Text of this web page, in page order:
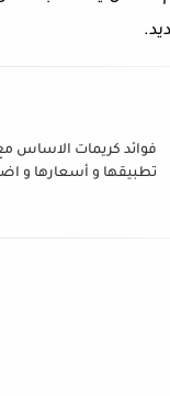
فوائد كريمات الاساس
تطبيقها و أسعارها و